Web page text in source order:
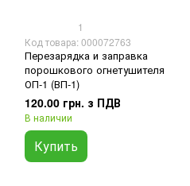
1
Код товара: 000072763
Перезарядка и заправка
порошкового огнетушителя
ОП-1 (ВП-1)
120.00 грн. з ПДВ
В наличии
Купить